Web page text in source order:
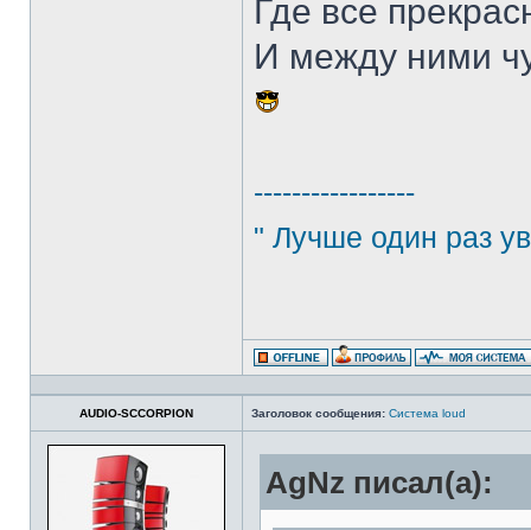
Где все
И между ними
-----------------
" Лучше один раз
AUDIO-SCCORPION Заголовок сообщения: Система loud
AgNz писал(а):